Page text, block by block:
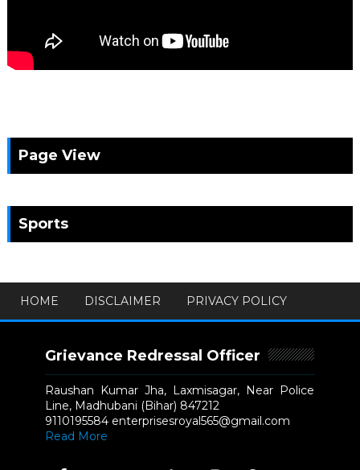
Page View
Sports
HOME DISCLAIMER PRIVACY POLICY
Grievance Redressal Officer
Raushan Kumar Jha, Laxmisagar, Near Police
Line, Madhubani (Bihar) 847212
9110195584 enterprisesroyal565@gmail.com
Read More